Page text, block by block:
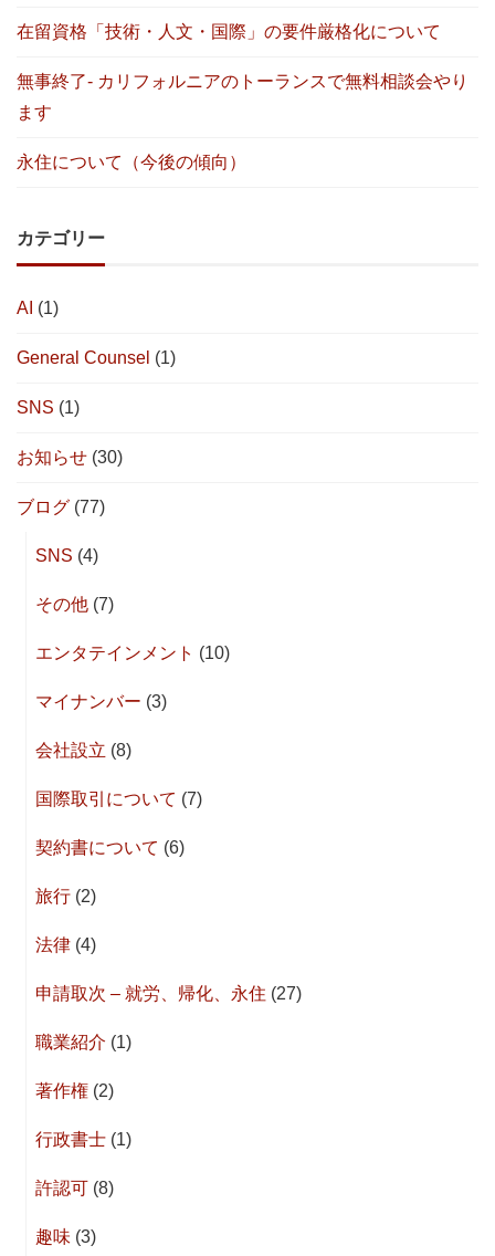
在留資格「技術・人文・国際」の要件厳格化について
無事終了- カリフォルニアのトーランスで無料相談会やり
ます
永住について（今後の傾向）
カテゴリー
AI (1)
General Counsel (1)
SNS (1)
お知らせ (30)
ブログ (77)
SNS (4)
その他 (7)
エンタテインメント (10)
マイナンバー (3)
会社設立 (8)
国際取引について (7)
契約書について (6)
旅行 (2)
法律 (4)
申請取次 – 就労、帰化、永住 (27)
職業紹介 (1)
著作権 (2)
行政書士 (1)
許認可 (8)
趣味 (3)